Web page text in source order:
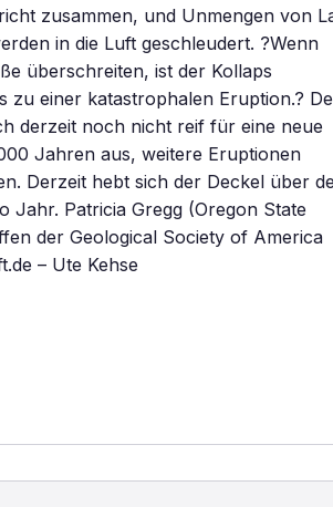
zusammen, und Unmengen von
in die Luft geschleudert. ?Wenn
überschreiten, ist der Kollaps
zu einer katastrophalen Eruption.?
derzeit noch nicht reif für eine neue
Jahren aus, weitere Eruptionen
Derzeit hebt sich der Deckel über
Jahr. Patricia Gregg (Oregon State
der Geological Society of America
– Ute Kehse